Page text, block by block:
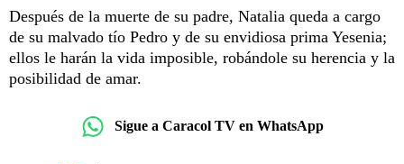
Después de la muerte de su padre, Natalia queda a cargo
de su malvado tío Pedro y de su envidiosa prima Yesenia;
ellos le harán la vida imposible, robándole su herencia y la
posibilidad de amar.
Sigue a Caracol TV en WhatsApp